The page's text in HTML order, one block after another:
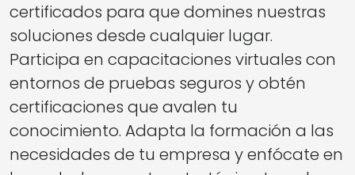
certificados para que domines nuestras
soluciones desde cualquier lugar.
Participa en capacitaciones virtuales con
entornos de pruebas seguros y obtén
certificaciones que avalen tu
conocimiento. Adapta la formación a las
necesidades de tu empresa y enfócate en